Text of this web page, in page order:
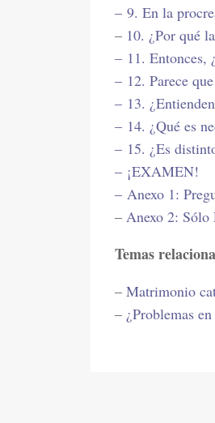
– 9. En la
– 10. ¿Por qué
– 11. Entonces,
– 12. Parece
– 13.
– 14. ¿Qué es
– 15. ¿Es
– ¡EXAMEN!
– Anexo 1:
– Anexo 2: Sólo
Temas
– Matrimonio
– ¿Problemas